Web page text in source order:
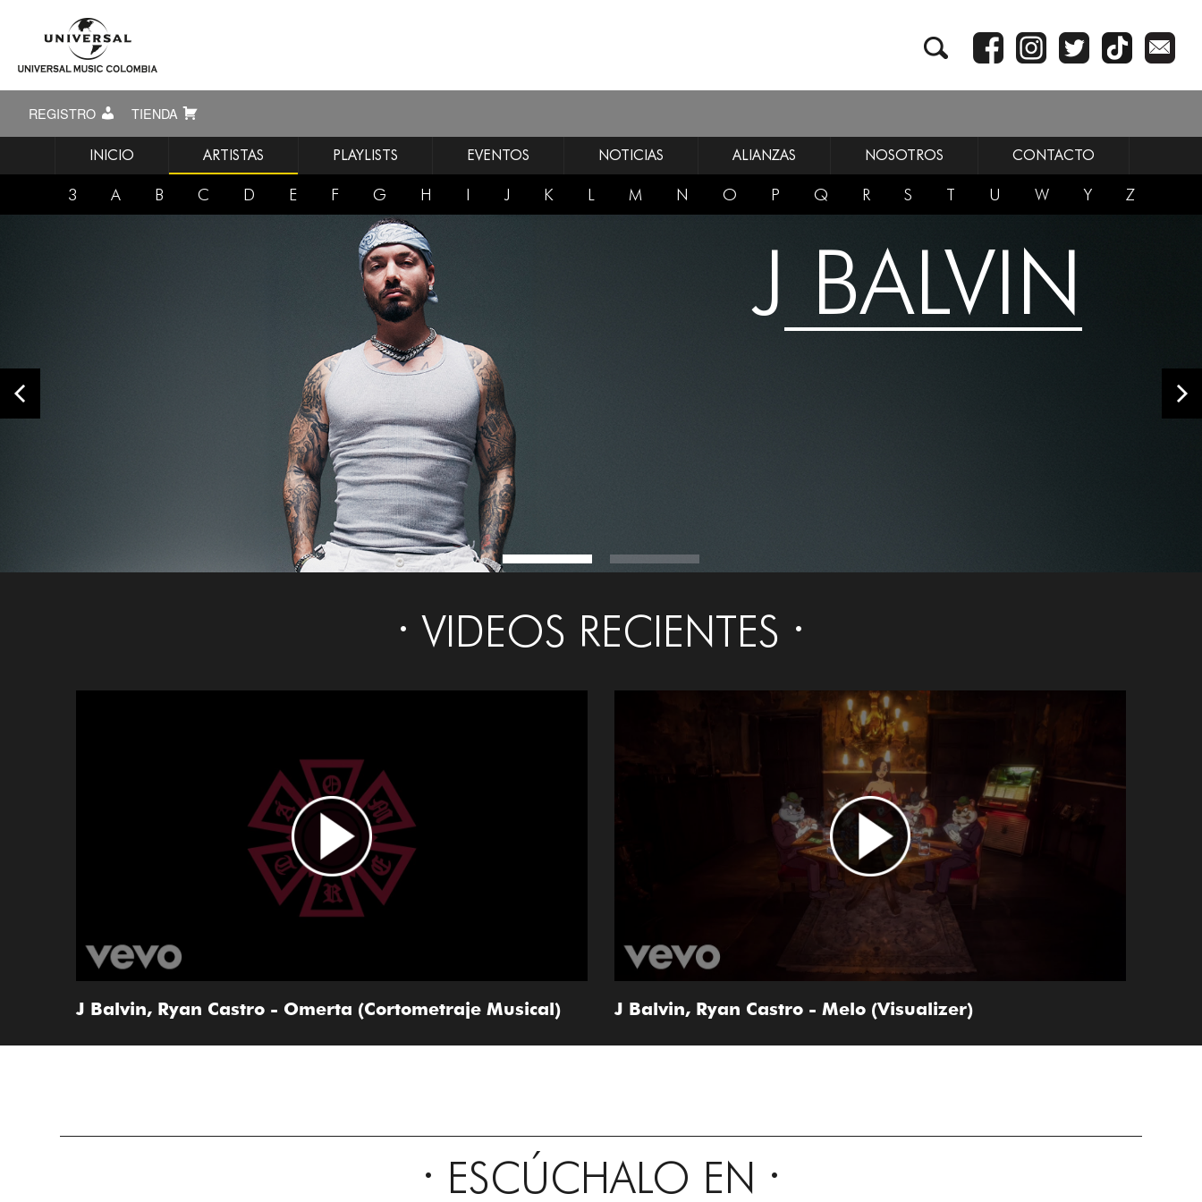
REGISTRO TIENDA
INICIO ARTISTAS PLAYLISTS EVENTOS NOTICIAS ALIANZAS NOSOTROS CONTACTO
3 A B C D E F G H I J K L M N O P Q R S T U W Y Z
J BALVIN
VIDEOS RECIENTES
J Balvin, Ryan Castro - Omerta (Cortometraje Musical) J Balvin, Ryan Castro - Melo (Visualizer)
ESCÚCHALO EN